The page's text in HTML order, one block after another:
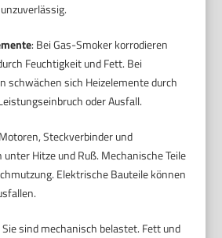
: Bei Gas-Smoker korrodieren
Feuchtigkeit und Fett. Bei
schwächen sich Heizelemente durch
oder Ausfall.
Steckverbinder und
Hitze und Ruß. Mechanische Teile
Elektrische Bauteile können
Sie sind mechanisch belastet. Fett und